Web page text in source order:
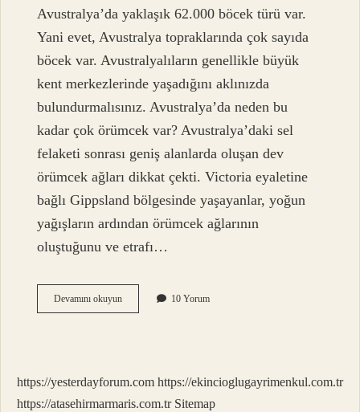
Avustralya’da yaklaşık 62.000 böcek türü var.
Yani evet, Avustralya topraklarında çok sayıda
böcek var. Avustralyalıların genellikle büyük
kent merkezlerinde yaşadığını aklınızda
bulundurmalısınız. Avustralya’da neden bu
kadar çok örümcek var? Avustralya’daki sel
felaketi sonrası geniş alanlarda oluşan dev
örümcek ağları dikkat çekti. Victoria eyaletine
bağlı Gippsland bölgesinde yaşayanlar, yoğun
yağışların ardından örümcek ağlarının
oluştuğunu ve etrafı…
Devamını okuyunAvustralyada
Neden
10 Yorum
https://yesterdayforum.com https://ekincioglugayrimenkul.com.tr
https://atasehirmarmaris.com.tr Sitemap